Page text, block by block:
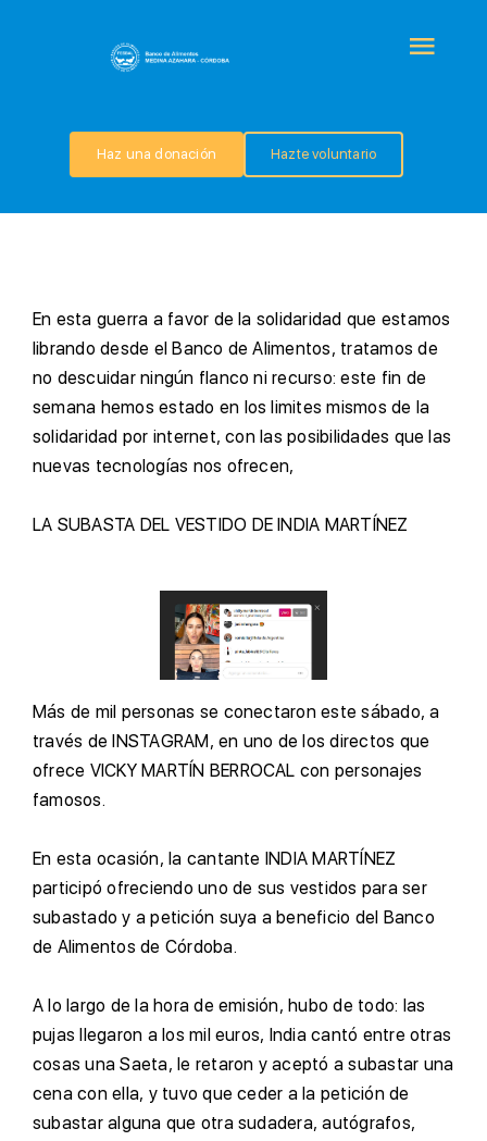
QUIÉNES SOMOS
TRANSPARENCIA
NOTICIAS
Haz una donación Hazte voluntario
En esta guerra a favor de la solidaridad que estamos
librando desde el Banco de Alimentos, tratamos de
no descuidar ningún flanco ni recurso: este fin de
semana hemos estado en los limites mismos de la
solidaridad por internet, con las posibilidades que las
nuevas tecnologías nos ofrecen,
LA SUBASTA DEL VESTIDO DE INDIA MARTÍNEZ
Más de mil personas se conectaron este sábado, a
través de INSTAGRAM, en uno de los directos que
ofrece VICKY MARTÍN BERROCAL con personajes
famosos.
En esta ocasión, la cantante INDIA MARTÍNEZ
participó ofreciendo uno de sus vestidos para ser
subastado y a petición suya a beneficio del Banco
de Alimentos de Córdoba.
A lo largo de la hora de emisión, hubo de todo: las
pujas llegaron a los mil euros, India cantó entre otras
cosas una Saeta, le retaron y aceptó a subastar una
cena con ella, y tuvo que ceder a la petición de
subastar alguna que otra sudadera, autógrafos,